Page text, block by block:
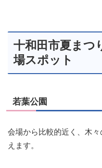
十和田市夏まつ
場スポット
若葉公園
会場から比較的近く、木
えます。